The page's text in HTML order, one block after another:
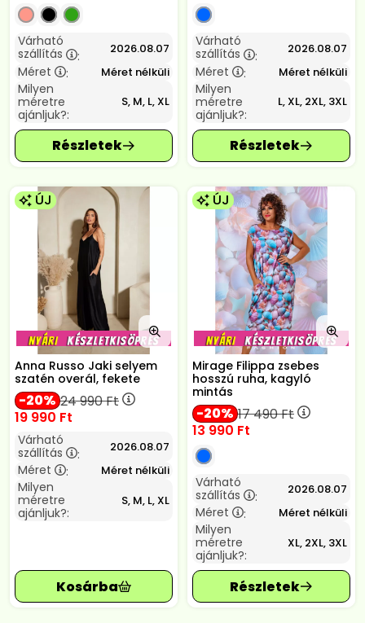
Várható
szállítás
: 2026.08.07
Méret : Méret nélküli
Milyen
méretre
ajánljuk?:
S, M, L, XL
Várható
szállítás
: 2026.08.07
Méret : Méret nélküli
Milyen
méretre
ajánljuk?:
L, XL, 2XL, 3XL
ÚJ
Anna Russo Jaki selyem
szatén overál, fekete
20 24 990Ft
19 990 Ft
Várható
szállítás
: 2026.08.07
Méret : Méret nélküli
Milyen
méretre
ajánljuk?:
S, M, L, XL
ÚJ
Mirage Filippa zsebes
hosszú ruha, kagyló
mintás
20 17 490Ft
13 990 Ft
Várható
szállítás
: 2026.08.07
Méret : Méret nélküli
Milyen
méretre
ajánljuk?:
XL, 2XL, 3XL